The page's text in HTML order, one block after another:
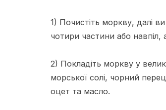
1) Почистіть моркву, далі
чотири частини або навпіл,
2) Покладіть моркву у
морської солі, чорний
оцет та масло.